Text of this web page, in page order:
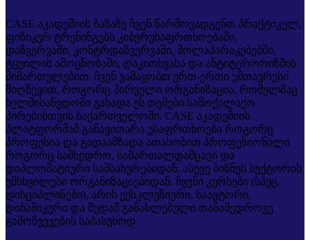
CASE აკადემიის ბაზაზე ჩვენ წარმოვადგენთ პრაქტიკულ,
ფიზიკურ ტრენინგებს კიბერუსაფრთხოებაში,
დაზვერვაში, კონტრდაზვერვაში, მოლაპარაკებებში,
ტყუილის ამოცნობაში, დაკითხვასა და ანტიტერორიზმის
მიმართულებით. ჩვენ ვამაყობთ ერთ-ერთი უმთავრესი
მიღწევით, როგორც პირველი ორგანიზაცია, რომელმაც
ხელმისაწვდომი გახადა ეს თემები სამოქალაქო
პირებისთვის საქართველოში. CASE აკადემიის
პლატფორმამ განავითარა უსაფრთხოება როგორც
პროფესია და გადაამზადა ათასობით პროფესიონალი
როგორც სამხედრო, სამართალდამცავი და
დიპლომატიური სამსახურებიდან, ასევე ბიზნეს სექტორის
უმსხვილესი ორგანიზაციებიდან. ჩვენი კურსები (სპეც.
დისციპლინები), არის ექსკლუზიური, საავტორი,
დინამიკური და მუდამ განახლებული თანამედროვე
გამოწვევების საპასუხოდ.